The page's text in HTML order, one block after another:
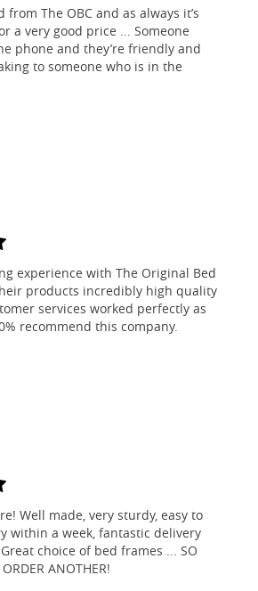
The OBC and as always it’s
a very good price ... Someone
phone and they’re friendly and
to someone who is in the
experience with The Original Bed
products incredibly high quality
services worked perfectly as
recommend this company.
Well made, very sturdy, easy to
within a week, fantastic delivery
choice of bed frames ... SO
ANOTHER!